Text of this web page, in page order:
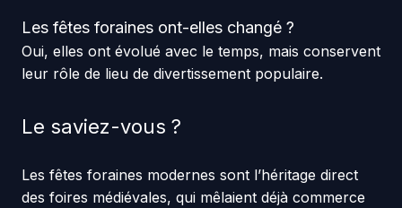
Les fêtes foraines ont-elles changé ?
Oui, elles ont évolué avec le temps, mais conservent
leur rôle de lieu de divertissement populaire.
Le saviez-vous ?
Les fêtes foraines modernes sont l’héritage direct
des foires médiévales, qui mêlaient déjà commerce